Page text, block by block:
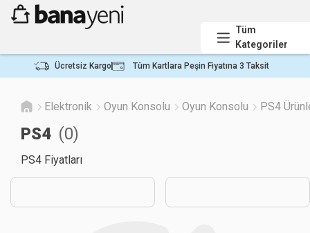
Tüm
Kategoriler
Ücretsiz Kargo Tüm Kartlara Peşin Fiyatına 3 Taksit
Elektronik Oyun Konsolu Oyun Konsolu PS4
PS4 (0)
PS4 Fiyatları